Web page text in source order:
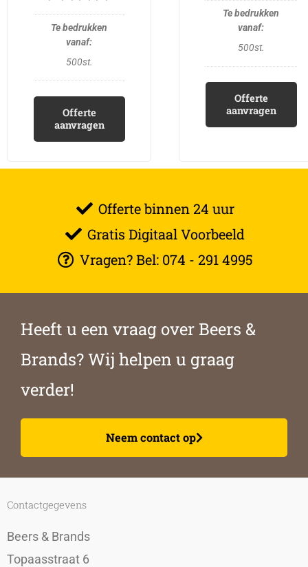
500st.
Offerte
aanvragen
500st.
Offerte
aanvragen
Offerte binnen 24 uur
Gratis Digitaal Voorbeeld
Vragen? Bel: 074 - 291 4995
Heeft u een vraag over Beers &
Brands? Wij helpen u graag
verder!
Neem contact op
Contactgegevens
Beers & Brands
Topaasstraat 6